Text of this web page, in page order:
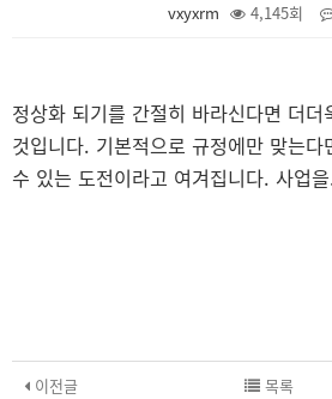
vxyxrm 4,145회
정상화 되기를 간절히 바라신다면 더
것입니다. 기본적으로 규정에만 맞는
수 있는 도전이라고 여겨집니다. 사업
이전글 목록